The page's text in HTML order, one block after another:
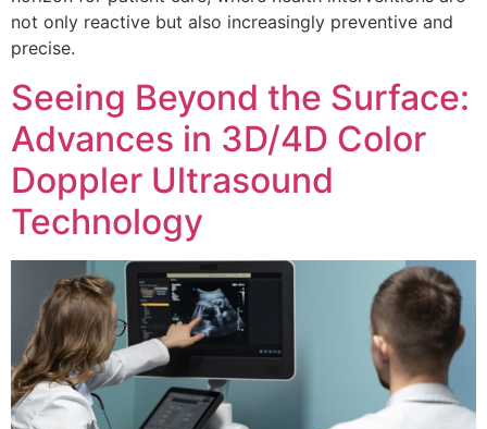
not only reactive but also increasingly preventive and
precise.
Seeing Beyond the Surface:
Advances in 3D/4D Color
Doppler Ultrasound
Technology